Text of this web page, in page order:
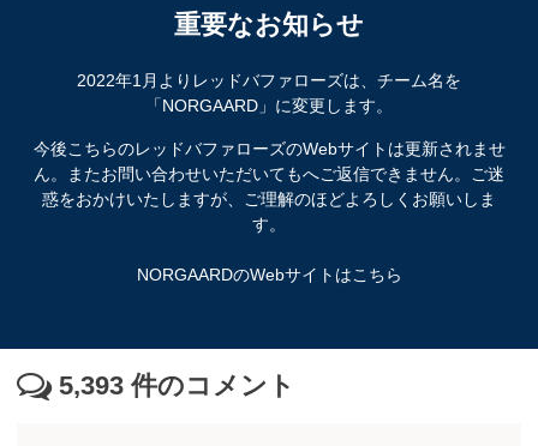
重要なお知らせ
2022年1月よりレッドバファローズは、チーム名を
「NORGAARD」に変更します。
今後こちらのレッドバファローズのWebサイトは更新されませ
ん。またお問い合わせいただいてもへご返信できません。ご迷
惑をおかけいたしますが、ご理解のほどよろしくお願いしま
す。
NORGAARDのWebサイトはこちら
5,393 件のコメント